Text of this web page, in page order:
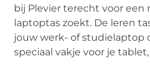
bij Plevier terecht voor een
laptoptas zoekt. De leren
jouw werk- of studielaptop
speciaal vakje voor je